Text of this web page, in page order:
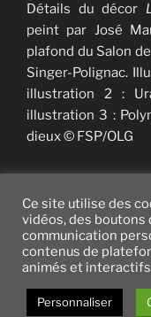
Détails du décor
peint par José
plafond du Salon
Singer-Polignac.
illustration 2 :
illustration 3 :
dieux © FSP/OLG
Twitter facebook
Fièrement propulsé
Ce site utilise des
vidéos, des boutons
communication
contenus de
animés et
Personnaliser